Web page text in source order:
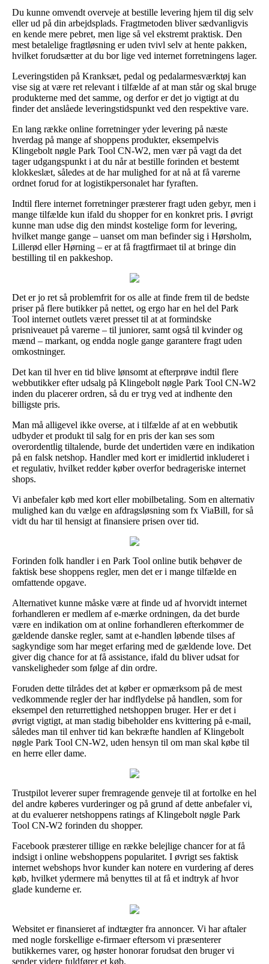
Du kunne omvendt overveje at bestille levering hjem til dig selv
eller ud på din arbejdsplads. Fragtmetoden bliver sædvanligvis
en kende mere pebret, men lige så vel ekstremt praktisk. Den
mest betalelige fragtløsning er uden tvivl selv at hente pakken,
hvilket forudsætter at du bor lige ved internet forretningens lager.
Leveringstiden på Kranksæt, pedal og pedalarmesværktøj kan
vise sig at være ret relevant i tilfælde af at man står og skal bruge
produkterne med det samme, og derfor er det jo vigtigt at du
finder det anslåede leveringstidspunkt ved den respektive vare.
En lang række online forretninger yder levering på næste
hverdag på mange af shoppens produkter, eksempelvis
Klingebolt nøgle Park Tool CN-W2, men vær på vagt da det
tager udgangspunkt i at du når at bestille forinden et bestemt
klokkeslæt, således at de har mulighed for at nå at få varerne
ordnet forud for at logistikpersonalet har fyraften.
Indtil flere internet forretninger præsterer fragt uden gebyr, men i
mange tilfælde kun ifald du shopper for en konkret pris. I øvrigt
kunne man udse dig den mindst kostelige form for levering,
hvilket mange gange – uanset om man befinder sig i Hørsholm,
Lillerød eller Hørning – er at få fragtfirmaet til at bringe din
bestilling til en pakkeshop.
Det er jo ret så problemfrit for os alle at finde frem til de bedste
priser på flere butikker på nettet, og ergo har en hel del Park
Tool internet outlets været presset til at at formindske
prisniveauet på varerne – til juniorer, samt også til kvinder og
mænd – markant, og endda nogle gange garantere fragt uden
omkostninger.
Det kan til hver en tid blive lønsomt at efterprøve indtil flere
webbutikker efter udsalg på Klingebolt nøgle Park Tool CN-W2
inden du placerer ordren, så du er tryg ved at indhente den
billigste pris.
Man må alligevel ikke overse, at i tilfælde af at en webbutik
udbyder et produkt til salg for en pris der kan ses som
overordentlig tiltalende, burde det undertiden være en indikation
på en falsk netshop. Handler med kort er imidlertid inkluderet i
et regulativ, hvilket redder køber overfor bedrageriske internet
shops.
Vi anbefaler køb med kort eller mobilbetaling. Som en alternativ
mulighed kan du vælge en afdragsløsning som fx ViaBill, for så
vidt du har til hensigt at finansiere prisen over tid.
Forinden folk handler i en Park Tool online butik behøver de
faktisk bese shoppens regler, men det er i mange tilfælde en
omfattende opgave.
Alternativet kunne måske være at finde ud af hvorvidt internet
forhandleren er medlem af e-mærke ordningen, da det burde
være en indikation om at online forhandleren efterkommer de
gældende danske regler, samt at e-handlen løbende tilses af
sagkyndige som har meget erfaring med de gældende love. Det
giver dig chance for at få assistance, ifald du bliver udsat for
vanskeligheder som følge af din ordre.
Foruden dette tilrådes det at køber er opmærksom på de mest
vedkommende regler der har indflydelse på handlen, som for
eksempel den returrettighed netshoppen bruger. Her er det i
øvrigt vigtigt, at man stadig bibeholder ens kvittering på e-mail,
således man til enhver tid kan bekræfte handlen af Klingebolt
nøgle Park Tool CN-W2, uden hensyn til om man skal købe til
en herre eller dame.
Trustpilot leverer super fremragende genveje til at fortolke en hel
del andre køberes vurderinger og på grund af dette anbefaler vi,
at du evaluerer netshoppens ratings af Klingebolt nøgle Park
Tool CN-W2 forinden du shopper.
Facebook præsterer tillige en række belejlige chancer for at få
indsigt i online webshoppens popularitet. I øvrigt ses faktisk
internet webshops hvor kunder kan notere en vurdering af deres
køb, hvilket ydermere må benyttes til at få et indtryk af hvor
glade kunderne er.
Websitet er finansieret af indtægter fra annoncer. Vi har aftaler
med nogle forskellige e-firmaer eftersom vi præsenterer
butikkernes varer, og høster honorar forudsat den bruger vi
sender videre fuldfører et køb.